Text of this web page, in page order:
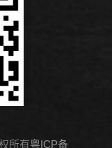
所有粤ICP备